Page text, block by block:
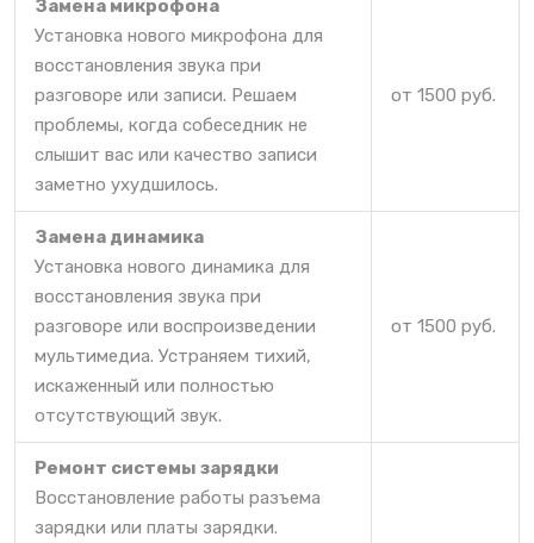
Замена микрофона
Установка нового микрофона для
восстановления звука при
разговоре или записи. Решаем
проблемы, когда собеседник не
слышит вас или качество записи
заметно ухудшилось.
от 1500 руб.
Замена динамика
Установка нового динамика для
восстановления звука при
разговоре или воспроизведении
мультимедиа. Устраняем тихий,
искаженный или полностью
отсутствующий звук.
от 1500 руб.
Ремонт системы зарядки
Восстановление работы разъема
зарядки или платы зарядки.